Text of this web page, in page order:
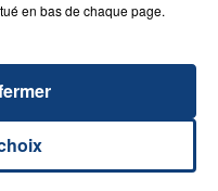
la clinique qui a
présenté ses
en bas de chaque page.